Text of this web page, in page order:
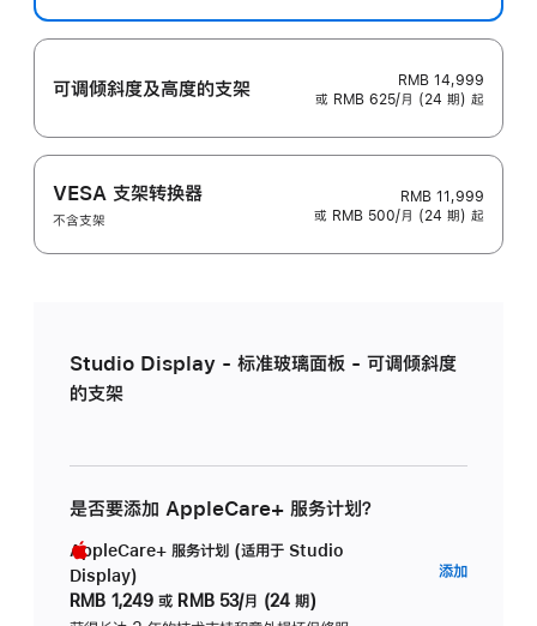
可调倾斜度及高‍度的支‍架
RMB 14,999
或 RMB 625/月 (24 期) 起
VESA 支架转换器
不含支架
RMB 11,999
或 RMB 500/月 (24 期) 起
Studio Display - 标准玻璃面板 - 可调倾斜度
的支架
是否要添加 AppleCare+ 服务计划？
AppleCare+ 服务计划 (适用于 Studio
Display)
RMB 1,249 或 RMB 53/月 (24 期)
添加